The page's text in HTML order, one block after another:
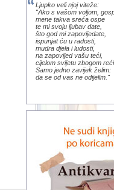
Ljupko veli njoj viteže:
"Ako s vašom voljom,
mene takva sreća ospe
te mi svoju ljubav date,
što god mi zapovijedate,
ispunjat ću u radosti,
mudra djela i ludosti,
na zapovijed vašu teći,
cijelom svijetu zbogom reći.
Samo jedno zavijek želim:
da se od vas ne odijelim."